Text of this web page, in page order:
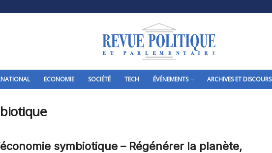
ECONOMIE SOCIÉTÉ TECH ÉVÉNEMENTS ARCHIVES ET DISCOURS
symbiotique – Régénérer la planète,